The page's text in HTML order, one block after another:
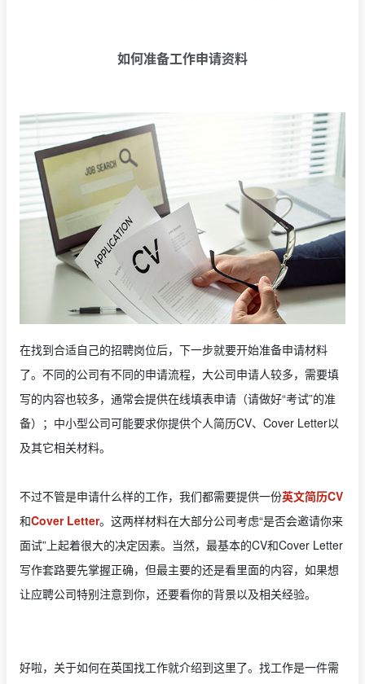
如何准备工作申请资料
在找到合适自己的招聘岗位后，下一步就要开始准备申请材料
了。不同的公司有不同的申请流程，大公司申请人较多，需要填
写的内容也较多，通常会提供在线填表申请（请做好“考试”的准
备）；中小型公司可能要求你提供个人简历CV、Cover Letter以
及其它相关材料。
不过不管是申请什么样的工作，我们都需要提供一份英文简历CV
和Cover Letter。这两样材料在大部分公司考虑“是否会邀请你来
面试”上起着很大的决定因素。当然，最基本的CV和Cover Letter
写作套路要先掌握正确，但最主要的还是看里面的内容，如果想
让应聘公司特别注意到你，还要看你的背景以及相关经验。
好啦，关于如何在英国找工作就介绍到这里了。找工作是一件需